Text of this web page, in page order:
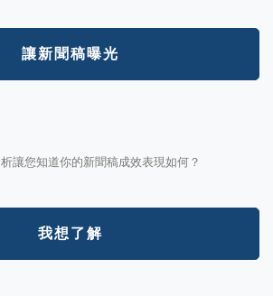
讓新聞稿曝光
讓您知道你的新聞稿成效表現如何？
我想了解